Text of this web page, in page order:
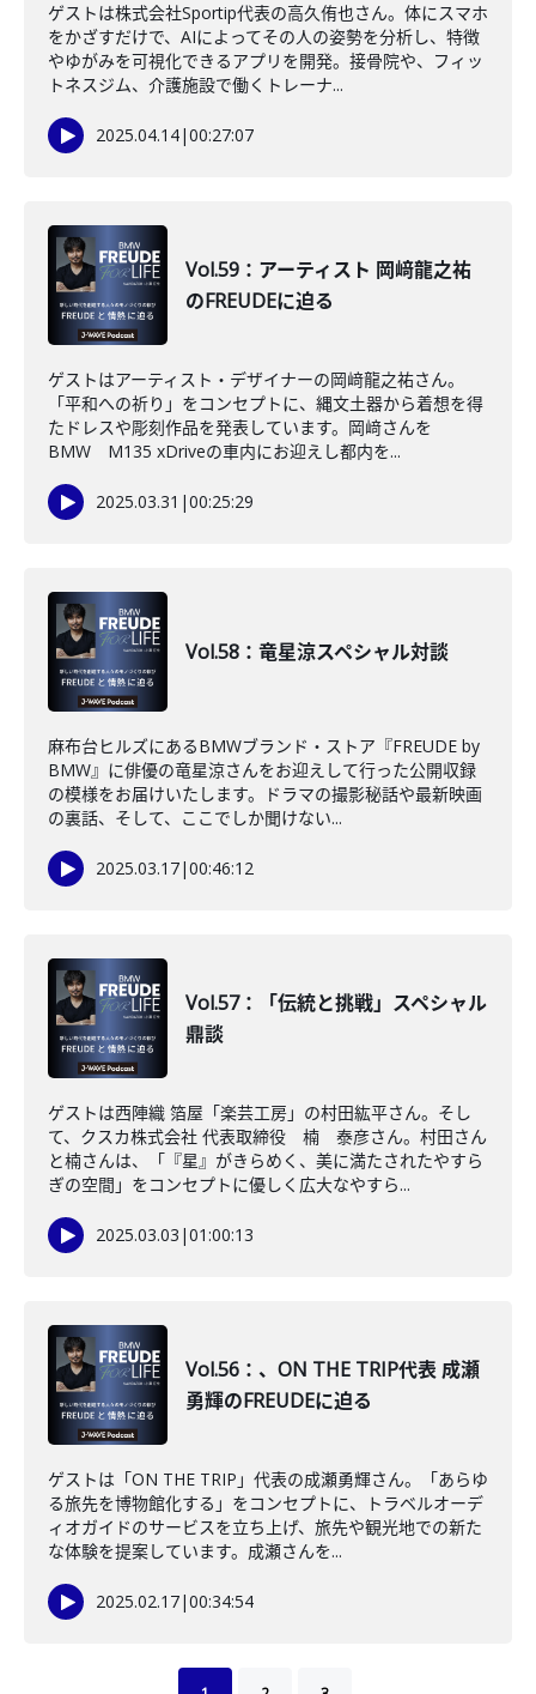
ゲストは株式会社Sportip代表の高久侑也さん。体にスマホ
をかざすだけで、AIによってその人の姿勢を分析し、特徴
やゆがみを可視化できるアプリを開発。接骨院や、フィッ
トネスジム、介護施設で働くトレーナ...
2025.04.14|00:27:07
Vol.59：アーティスト 岡﨑龍之祐
のFREUDEに迫る
ゲストはアーティスト・デザイナーの岡﨑龍之祐さん。
「平和への祈り」をコンセプトに、縄文土器から着想を得
たドレスや彫刻作品を発表しています。岡﨑さんを
BMW M135 xDriveの車内にお迎えし都内を...
2025.03.31 |00:25:29
Vol.58：竜星涼スペシャル対談
麻布台ヒルズにあるBMWブランド・ストア『FREUDE by
BMW』に俳優の竜星涼さんをお迎えして行った公開収録
の模様をお届けいたします。ドラマの撮影秘話や最新映画
の裏話、そして、ここでしか聞けない...
2025.03.17|00:46:12
Vol.57：「伝統と挑戦」スペシャル
鼎談
ゲストは西陣織 箔屋「楽芸工房」の村田紘平さん。そし
て、クスカ株式会社 代表取締役 楠 泰彦さん。村田さん
と楠さんは、「『星』がきらめく、美に満たされたやすら
ぎの空間」をコンセプトに優しく広大なやすら...
2025.03.03 |01:00:13
Vol.56：、ON THE TRIP代表 成瀬
勇輝のFREUDEに迫る
ゲストは「ON THE TRIP」代表の成瀬勇輝さん。「あらゆ
る旅先を博物館化する」をコンセプトに、トラベルオーデ
ィオガイドのサービスを立ち上げ、旅先や観光地での新た
な体験を提案しています。成瀬さんを...
2025.02.17|00:34:54